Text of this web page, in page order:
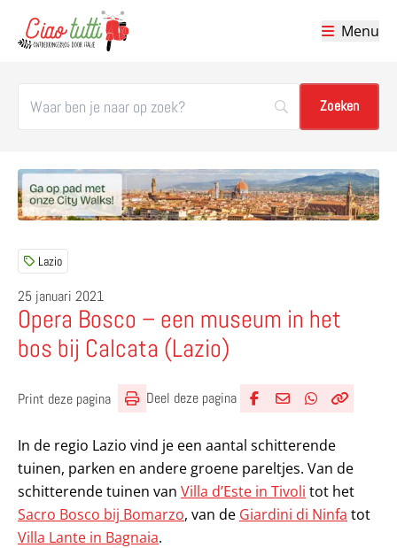
Menu
Lazio
25 januari 2021
Opera Bosco – een museum in het
bos bij Calcata (Lazio)
Print deze pagina Deel deze pagina
In de regio Lazio vind je een aantal schitterende
tuinen, parken en andere groene pareltjes. Van de
schitterende tuinen van Villa d’Este in Tivoli tot het
Sacro Bosco bij Bomarzo, van de Giardini di Ninfa tot
Villa Lante in Bagnaia.